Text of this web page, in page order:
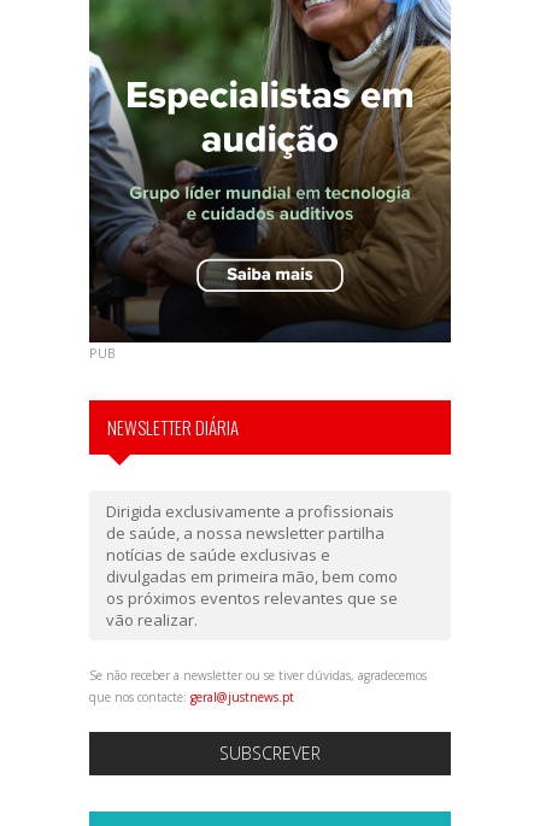
PUB
NEWSLETTER DIÁRIA
Dirigida exclusivamente a profissionais
de saúde, a nossa newsletter partilha
notícias de saúde exclusivas e
divulgadas em primeira mão, bem como
os próximos eventos relevantes que se
vão realizar.
Se não receber a newsletter ou se tiver dúvidas, agradecemos
que nos contacte: geral@justnews.pt
SUBSCREVER